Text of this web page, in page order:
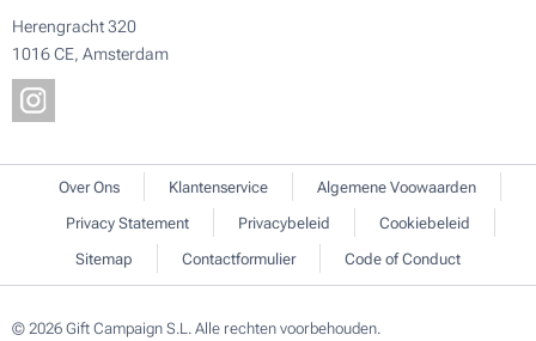
Herengracht 320
1016 CE, Amsterdam
Over Ons Klantenservice
Algemene Voowaarden
Privacy Statement
Privacybeleid
Cookiebeleid
Sitemap
Contactformulier Code of Conduct
© 2026 Gift Campaign S.L. Alle rechten voorbehouden.